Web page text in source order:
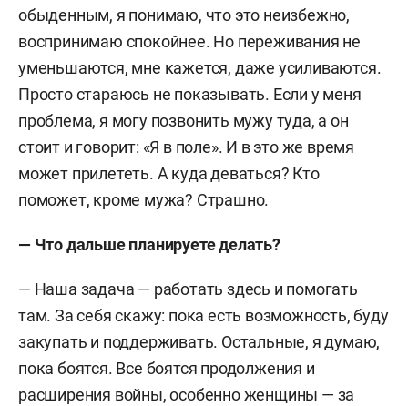
обыденным, я понимаю, что это неизбежно,
воспринимаю спокойнее. Но переживания не
уменьшаются, мне кажется, даже усиливаются.
Просто стараюсь не показывать. Если у меня
проблема, я могу позвонить мужу туда, а он
стоит и говорит: «Я в поле». И в это же время
может прилететь. А куда деваться? Кто
поможет, кроме мужа? Страшно.
— Что дальше планируете делать?
— Наша задача — работать здесь и помогать
там. За себя скажу: пока есть возможность, буду
закупать и поддерживать. Остальные, я думаю,
пока боятся. Все боятся продолжения и
расширения войны, особенно женщины — за